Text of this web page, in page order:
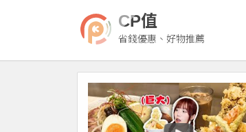
CP值
省錢優惠、好物推薦